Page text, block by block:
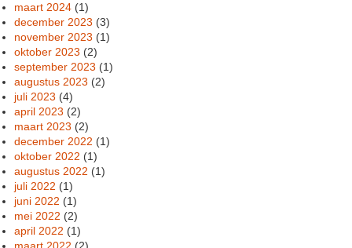
maart 2024 (1)
december 2023 (3)
november 2023 (1)
oktober 2023 (2)
september 2023 (1)
augustus 2023 (2)
juli 2023 (4)
april 2023 (2)
maart 2023 (2)
december 2022 (1)
oktober 2022 (1)
augustus 2022 (1)
juli 2022 (1)
juni 2022 (1)
mei 2022 (2)
april 2022 (1)